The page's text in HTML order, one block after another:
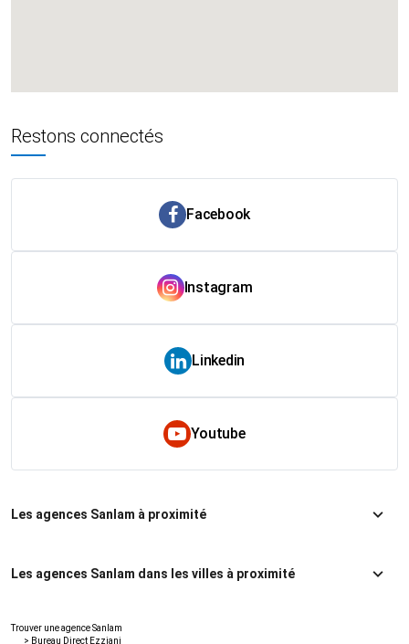
Restons connectés
Facebook
Instagram
Linkedin
Youtube
Les agences Sanlam à proximité
Les agences Sanlam dans les villes à proximité
Trouver une agence Sanlam
> Bureau Direct Ezziani